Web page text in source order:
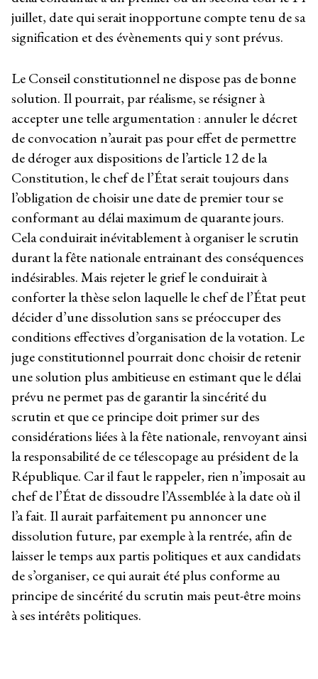
juillet, date qui serait inopportune compte tenu de sa
signification et des évènements qui y sont prévus.
Le Conseil constitutionnel ne dispose pas de bonne
solution. Il pourrait, par réalisme, se résigner à
accepter une telle argumentation : annuler le décret
de convocation n’aurait pas pour effet de permettre
de déroger aux dispositions de l’article 12 de la
Constitution, le chef de l’État serait toujours dans
l’obligation de choisir une date de premier tour se
conformant au délai maximum de quarante jours.
Cela conduirait inévitablement à organiser le scrutin
durant la fête nationale entrainant des conséquences
indésirables. Mais rejeter le grief le conduirait à
conforter la thèse selon laquelle le chef de l’État peut
décider d’une dissolution sans se préoccuper des
conditions effectives d’organisation de la votation. Le
juge constitutionnel pourrait donc choisir de retenir
une solution plus ambitieuse en estimant que le délai
prévu ne permet pas de garantir la sincérité du
scrutin et que ce principe doit primer sur des
considérations liées à la fête nationale, renvoyant ainsi
la responsabilité de ce télescopage au président de la
République. Car il faut le rappeler, rien n’imposait au
chef de l’État de dissoudre l’Assemblée à la date où il
l’a fait. Il aurait parfaitement pu annoncer une
dissolution future, par exemple à la rentrée, afin de
laisser le temps aux partis politiques et aux candidats
de s’organiser, ce qui aurait été plus conforme au
principe de sincérité du scrutin mais peut-être moins
à ses intérêts politiques.